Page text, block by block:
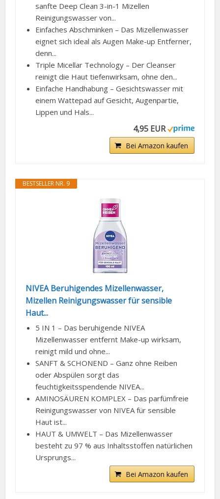
sanfte Deep Clean 3-in-1 Mizellen
Reinigungswasser von...
Einfaches Abschminken – Das Mizellenwasser
eignet sich ideal als Augen Make-up Entferner,
denn...
Triple Micellar Technology – Der Cleanser
reinigt die Haut tiefenwirksam, ohne den...
Einfache Handhabung – Gesichtswasser mit
einem Wattepad auf Gesicht, Augenpartie,
Lippen und Hals...
4,95 EUR
Bei Amazon kaufen
BESTSELLER NR. 9
NIVEA Beruhigendes Mizellenwasser,
Mizellen Reinigungswasser für sensible
Haut...
5 IN 1 – Das beruhigende NIVEA
Mizellenwasser entfernt Make-up wirksam,
reinigt mild und ohne...
SANFT & SCHONEND – Ganz ohne Reiben
oder Abspülen sorgt das
feuchtigkeitsspendende NIVEA...
AMINOSÄUREN KOMPLEX – Das parfümfreie
Reinigungswasser von NIVEA für sensible
Haut ist...
HAUT & UMWELT – Das Mizellenwasser
besteht zu 97 % aus Inhaltsstoffen natürlichen
Ursprungs...
Bei Amazon kaufen